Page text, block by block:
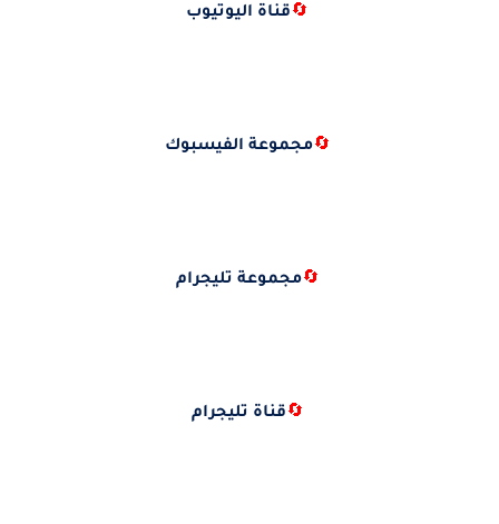
🔄قناة اليوتيوب
🔄مجموعة الفيسبوك
🔄مجموعة تليجرام
🔄قناة تليجرام